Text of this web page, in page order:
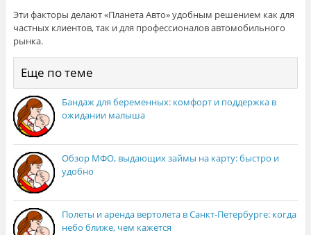
Эти факторы делают «Планета Авто» удобным решением как для
частных клиентов, так и для профессионалов автомобильного
рынка.
Еще по теме
Бандаж для беременных: комфорт и поддержка в
ожидании малыша
Обзор МФО, выдающих займы на карту: быстро и
удобно
Полеты и аренда вертолета в Санкт-Петербурге: когда
небо ближе, чем кажется